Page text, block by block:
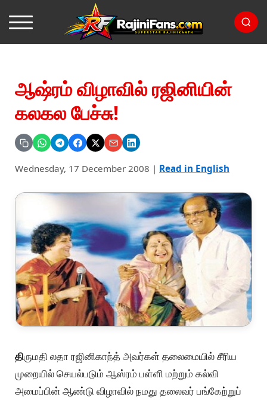
ஆஷ்ரம் விழாவில் ரஜினியின்
கலகல பேச்சு!
Wednesday, 17 December 2008 | Read in English
திருமதி லதா ரஜினிகாந்த் அவர்கள் தலைமையில் சீரிய
முறையில் செயல்படும் ஆஸ்ரம் பள்ளி மற்றும் கல்வி
அமைப்பின் ஆண்டு விழாவில் நமது தலைவர் பங்கேற்றுப்